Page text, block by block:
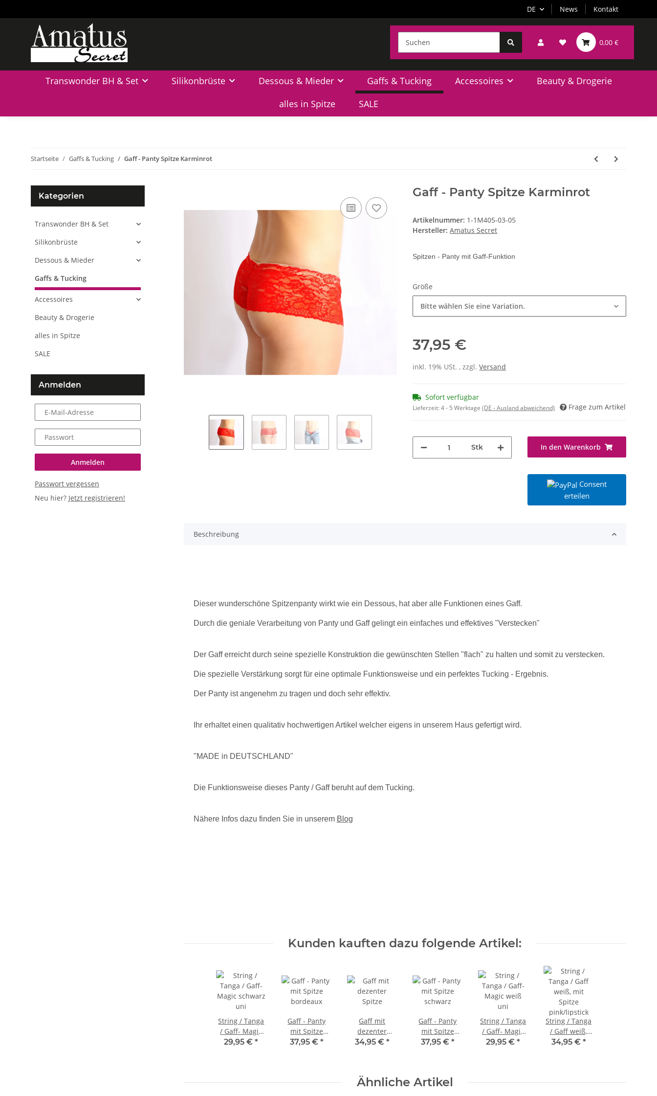
DE News Kontakt
0,00 €
Transwonder BH & Set Silikonbrüste Dessous & Mieder Gaffs & Tucking Accessoires
Beauty & Drogerie
alles in Spitze
SALE
Startseite Gaffs & Tucking Gaff - Panty Spitze Karminrot
Gaff - Panty Spitze Karminrot
Artikelnummer: 1-1M405-03-05
Hersteller: Amatus Secret
Spitzen - Panty mit Gaff-Funktion
Größe
Bitte wählen Sie eine Variation.
37,95 €
inkl. 19% USt. , zzgl.Versand
Sofort verfügbar
Lieferzeit:4 - 5 Werktage(DE - Ausland abweichend) Frage zum Artikel
Stk In den Warenkorb
Consent
erteilen
Beschreibung
Dieser wunderschöne Spitzenpanty wirkt wie ein Dessous, hat aber alle Funktionen eines Gaff.
Durch die geniale Verarbeitung von Panty und Gaff gelingt ein einfaches und effektives "Verstecken"
Der Gaff erreicht durch seine spezielle Konstruktion die gewünschten Stellen "flach" zu halten und somit zu verstecken.
Die spezielle Verstärkung sorgt für eine optimale Funktionsweise und ein perfektes Tucking - Ergebnis.
Der Panty ist angenehm zu tragen und doch sehr effektiv.
Ihr erhaltet einen qualitativ hochwertigen Artikel welcher eigens in unserem Haus gefertigt wird.
"MADE in DEUTSCHLAND"
Die Funktionsweise dieses Panty / Gaff beruht auf dem Tucking.
Nähere Infos dazu finden Sie in unserem Blog
Kunden kauften dazu folgende Artikel:
String / Tanga
/ Gaff- Magic
schwarz uni
29,95 €*
Gaff - Panty
mit Spitze
bordeaux
37,95 € *
Gaff mit
dezenter
Spitze
34,95 € *
Gaff - Panty
mit Spitze
schwarz
37,95 € *
String / Tanga
/ Gaff- Magic
weiß uni
29,95 €*
String / Tanga
/ Gaff weiß,
mit Spitze
34,95 € *
Ähnliche Artikel
Kategorien
Transwonder BH & Set
Silikonbrüste
Dessous & Mieder
Gaffs & Tucking
Accessoires
Beauty & Drogerie
alles in Spitze
SALE
Anmelden
E-Mail-Adresse
Passwort
Anmelden
Passwort vergessen
Neu hier? Jetzt registrieren!